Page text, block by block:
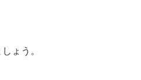
ょう。